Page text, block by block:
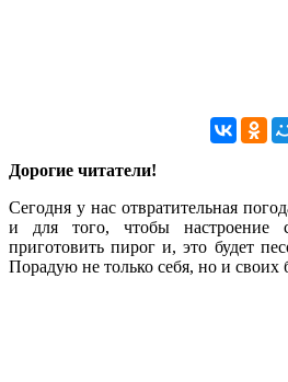
Дорогие читатели!
Сегодня у нас отвратительная
и для того, чтобы настроение
приготовить пирог и, это будет
Порадую не только себя, но и своих